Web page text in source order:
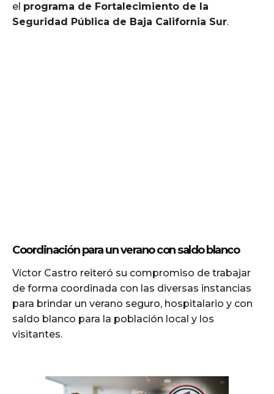
el programa de Fortalecimiento de la
Seguridad Pública de Baja California Sur.
Coordinación para un verano con saldo blanco
Víctor Castro reiteró su compromiso de trabajar
de forma coordinada con las diversas instancias
para brindar un verano seguro, hospitalario y con
saldo blanco para la población local y los
visitantes.